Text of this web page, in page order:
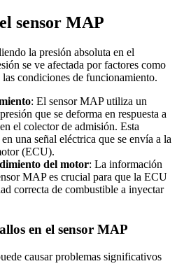
sensor MAP
la presión absoluta en el
se ve afectada por factores como
condiciones de funcionamiento.
: El sensor MAP utiliza un
que se deforma en respuesta a
el colector de admisión. Esta
una señal eléctrica que se envía a la
(ECU).
del motor: La información
MAP es crucial para que la ECU
correcta de combustible a inyectar
en el sensor MAP
causar problemas significativos